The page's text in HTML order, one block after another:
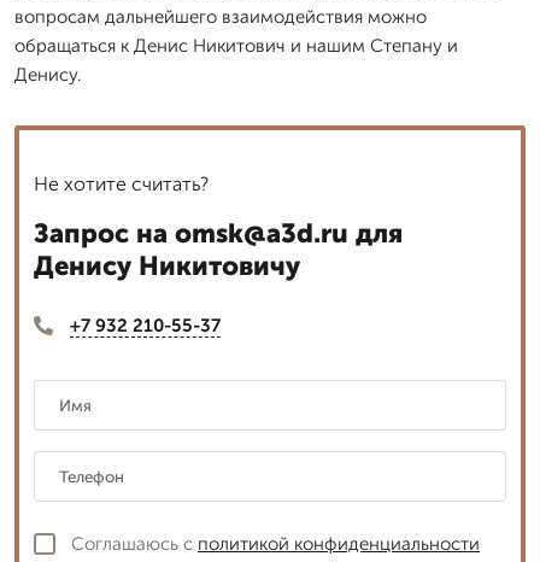
вопросам дальнейшего взаимодействия можно
обращаться к Денис Никитович и нашим Степану и
Денису.
Не хотите считать?
Запрос на omsk@a3d.ru для
Денису Никитовичу
+7 932 210-55-37
Соглашаюсь с политикой конфиденциальности